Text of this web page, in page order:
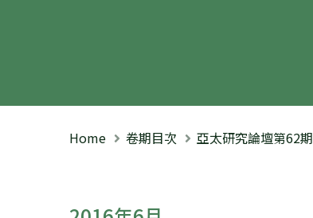
Home 卷期目次 亞太研究論壇第62期